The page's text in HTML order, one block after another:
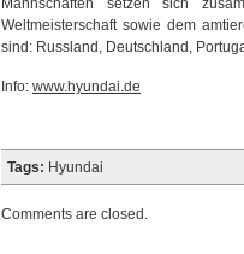
Mannschaften setzen sich
Weltmeisterschaft sowie dem
sind: Russland, Deutschland,
Info: www.hyundai.de
Tags: Hyundai
Comments are closed.